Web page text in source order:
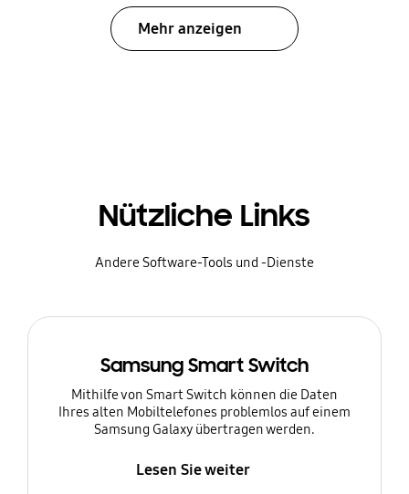
Mehr anzeigen
Nützliche Links
Andere Software-Tools und -Dienste
Samsung Smart Switch
Mithilfe von Smart Switch können die Daten
Ihres alten Mobiltelefones problemlos auf einem
Samsung Galaxy übertragen werden.
Lesen Sie weiter